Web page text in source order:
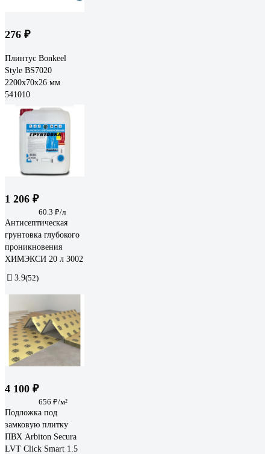
276 ₽
Плинтус Bonkeel
Style BS7020
2200x70x26 мм
541010
1 206 ₽
60.3 ₽/л
Антисептическая
грунтовка глубокого
проникновения
ХИМЭКСИ 20 л 3002
3.9(52)
4 100 ₽
656 ₽/м²
Подложка под
замковую плитку
ПВХ Arbiton Secura
LVT Click Smart 1.5